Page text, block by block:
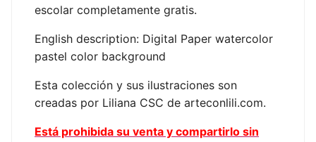
escolar completamente gratis.
English description: Digital Paper watercolor
pastel color background
Esta colección y sus ilustraciones son
creadas por Liliana CSC de arteconlili.com.
Está prohibida su venta y compartirlo sin